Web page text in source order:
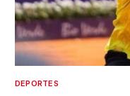
DEPORTES